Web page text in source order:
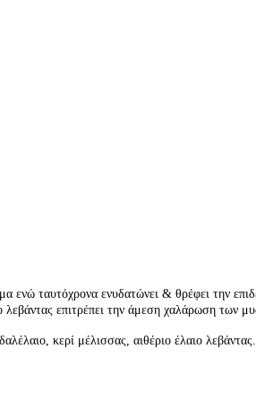
ενώ ταυτόχρονα ενυδατώνει & θρέφει την
επιτρέπει την άμεση χαλάρωση των
κερί μέλισσας, αιθέριο έλαιο λεβάντας.